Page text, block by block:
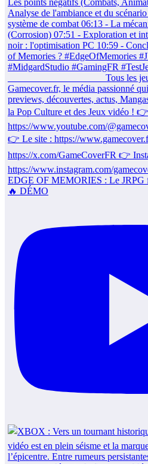
EDGE OF MEMORIES : Le JRPG
🔥 DÉMO